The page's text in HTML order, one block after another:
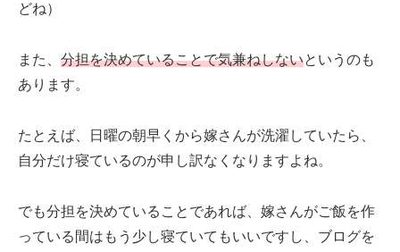
どね）
また、 分担を決めていることで気兼ねしないというのも
あります。
たとえば、日曜の朝早くから嫁さんが洗濯していたら、
自分だけ寝ているのが申し訳なくなりますよね。
でも分担を決めていることであれば、嫁さんがご飯を作
っている間はもう少し寝ていてもいいですし、ブログを